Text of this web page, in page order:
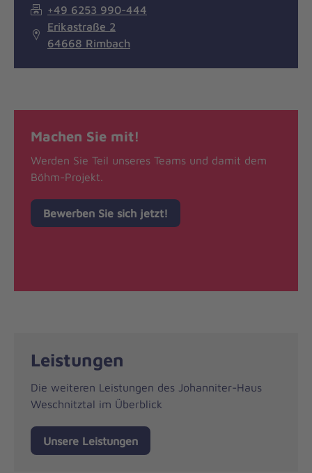
+49 6253 990-444
Erikastraße 2
64668 Rimbach
Machen Sie mit!
Werden Sie Teil unseres Teams und damit dem
Böhm-Projekt.
Bewerben Sie sich jetzt!
Leistungen
Die weiteren Leistungen des Johanniter-Haus
Weschnitztal im Überblick
Unsere Leistungen